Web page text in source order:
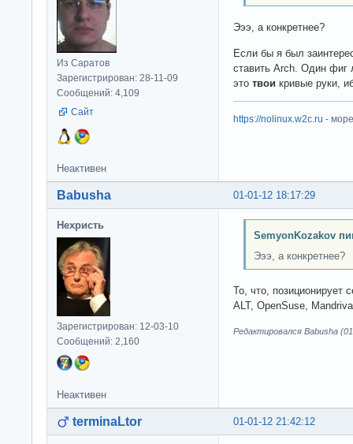
Из Саратов
Зарегистрирован: 28-11-09
Сообщений: 4,109
Сайт
Эээ, а конкретнее?
Если бы я был
ставить Arch. Один фиг
это твои кривые руки,
https://nolinux.w2c.ru -
Неактивен
01-01-12 18:17:29
Babusha
Нехристь
Зарегистрирован: 12-03-10
Сообщений: 2,160
SemyonKozakov
Эээ, а конкретнее?
То, что, позиционирует
ALT, OpenSuse,
Редактировался Babusha
Неактивен
01-01-12 21:42:12
terminaLtor